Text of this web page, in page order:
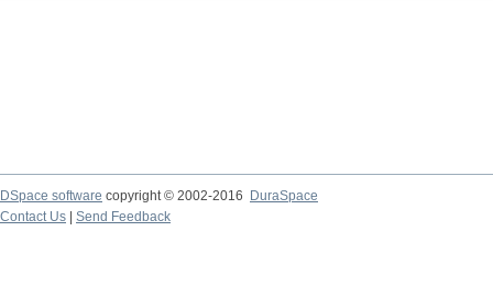
DSpace software copyright © 2002-2016
DuraSpace
Contact Us
Send Feedback